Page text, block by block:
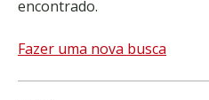
encontrado.
Fazer uma nova busca